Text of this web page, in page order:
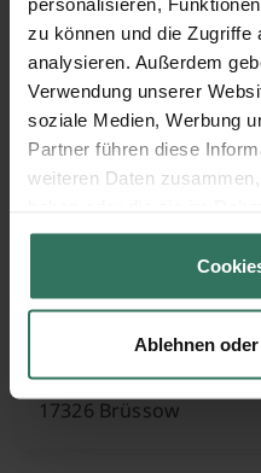
zu können und die Zugriffe
analysieren. Außerdem
Verwendung unserer
soziale Medien, Werbung
Partner führen diese
weiteren Daten
gesammelt haben.
Ablehnen
Thomas Busch
Neuer Friedhof 1
16303 Schwedt/Oder
Ulrich Dutge
Rudolf-Breitscheid-Str.
17326 Brüssow